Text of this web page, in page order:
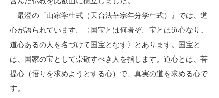
最澄の『山家学生式（天台法華宗年分学生式）』では、道
心が語られています。〈国宝とは何者ぞ。宝とは道心なり。
道心あるの人を名づけて国宝となす〉とあります。国宝と
は、国家の宝として崇敬すべき人を指します。道心とは、菩
提心（悟りを求めようとする心）で、真実の道を求める心で
す。